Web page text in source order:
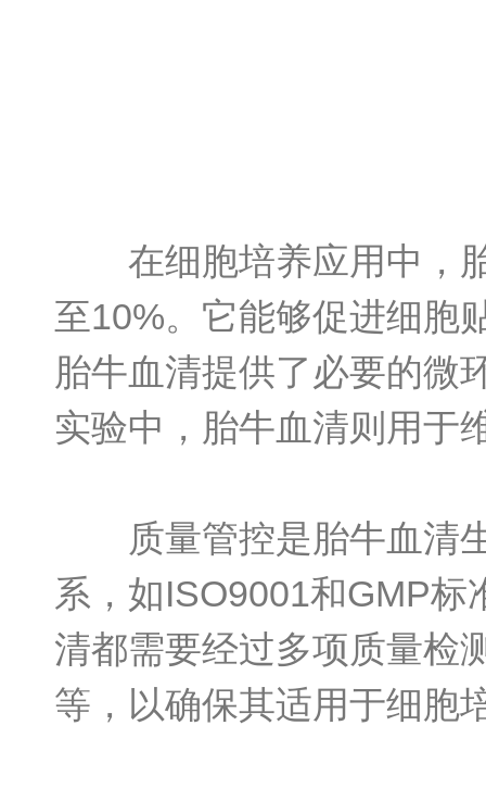
在细胞培养应用中，胎
至10%。它能够促进细胞
胎牛血清提供了必要的微
实验中，胎牛血清则用于
质量管控是胎牛血清生
系，如ISO9001和GMP
清都需要经过多项质量检
等，以确保其适用于细胞